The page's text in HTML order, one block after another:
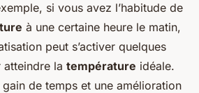
si vous avez l’habitude de
à une certaine heure le matin,
peut s’activer quelques
atteindre la température idéale.
de temps et une amélioration